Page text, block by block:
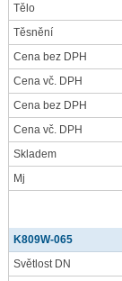
Tělo
Těsnění
Cena bez DPH
Cena vč. DPH
Cena bez DPH
Cena vč. DPH
Skladem
Mj
K809W-065
Světlost DN